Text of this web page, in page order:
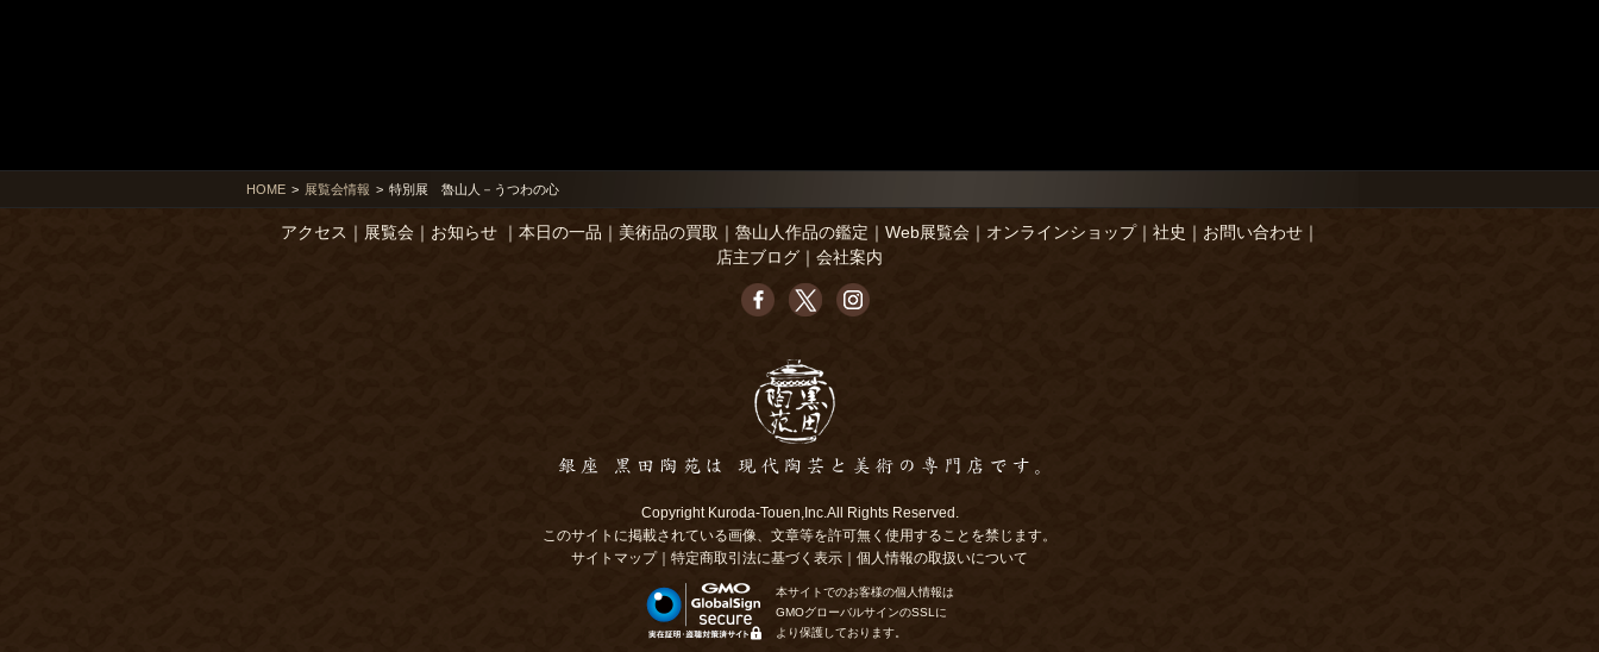
HOME > 展覧会情報 > 特別展 魯山人－うつわの心
アクセス 展覧会｜ お知らせ｜ 本日の一品 美術品の買取 魯山人作品の鑑定 Web展覧会 オンラインショップ｜ 社史 お問い合わせ｜
店主ブログ
会社案内
Copyright Kuroda-Touen,Inc.All Rights Reserved.
このサイトに掲載されている画像、文章等を許可無く使用することを禁じます。
サイトマップ｜ 特定商取引法に基づく表示 個人情報の取扱いについて
本サイトでのお客様の個人情報は
GMOグローバルサインのSSLに
より保護しております。